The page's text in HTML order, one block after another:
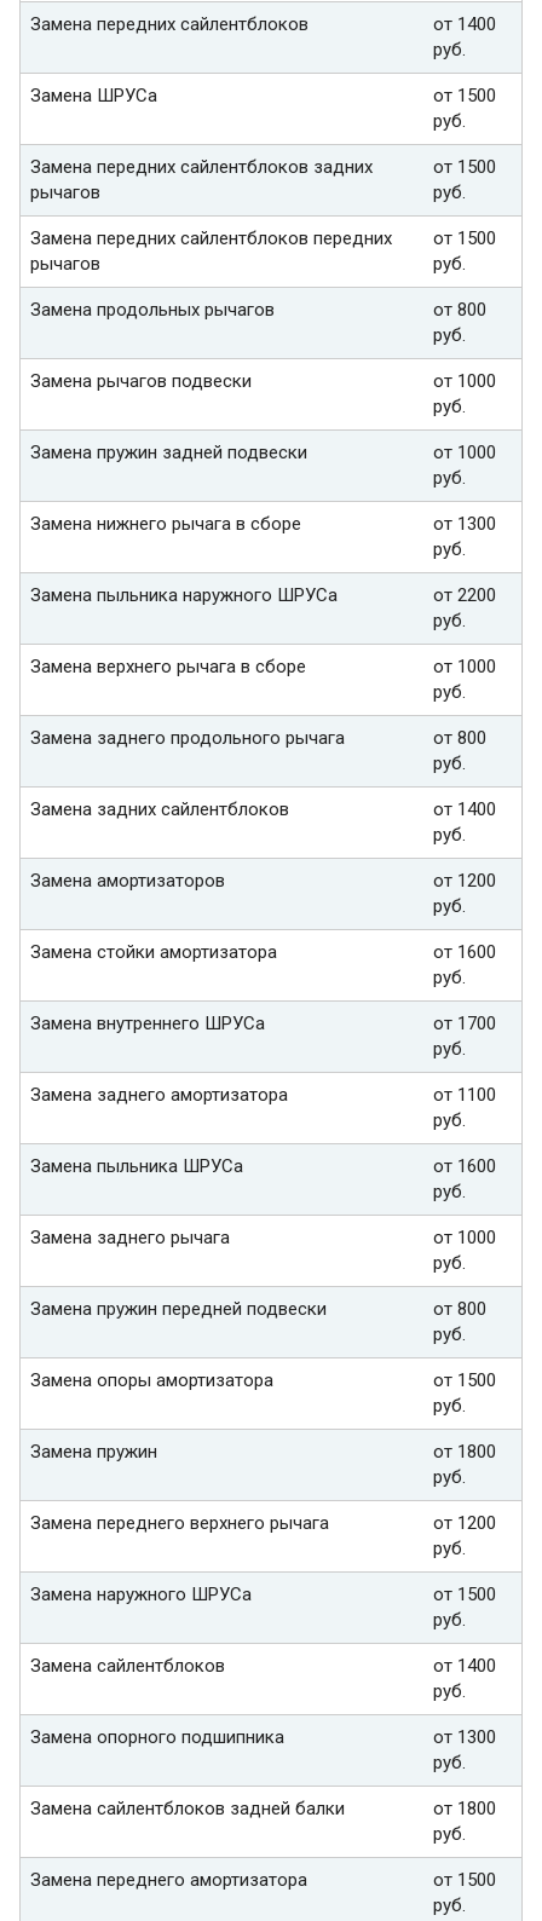
Замена передних сайлентблоков
от 1400
руб.
Замена ШРУСа
от 1500
руб.
Замена передних сайлентблоков задних
рычагов
от 1500
руб.
Замена передних сайлентблоков передних
рычагов
от 1500
руб.
Замена продольных рычагов
от 800
руб.
Замена рычагов подвески
от 1000
руб.
Замена пружин задней подвески
от 1000
руб.
Замена нижнего рычага в сборе
от 1300
руб.
Замена пыльника наружного ШРУСа
от 2200
руб.
Замена верхнего рычага в сборе
от 1000
руб.
Замена заднего продольного рычага
от 800
руб.
Замена задних сайлентблоков
от 1400
руб.
Замена амортизаторов
от 1200
руб.
Замена стойки амортизатора
от 1600
руб.
Замена внутреннего ШРУСа
от 1700
руб.
Замена заднего амортизатора
от 1100
руб.
Замена пыльника ШРУСа
от 1600
руб.
Замена заднего рычага
от 1000
руб.
Замена пружин передней подвески
от 800
руб.
Замена опоры амортизатора
от 1500
руб.
Замена пружин
от 1800
руб.
Замена переднего верхнего рычага
от 1200
руб.
Замена наружного ШРУСа
от 1500
руб.
Замена сайлентблоков
от 1400
руб.
Замена опорного подшипника
от 1300
руб.
Замена сайлентблоков задней балки
от 1800
руб.
Замена переднего амортизатора
от 1500
руб.